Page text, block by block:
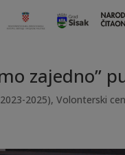
zajedno”
2025),Volonterski